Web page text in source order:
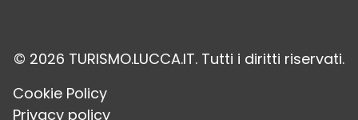
© 2026 TURISMO.LUCCA.IT. Tutti i diritti riservati.
Cookie Policy
Privacy policy